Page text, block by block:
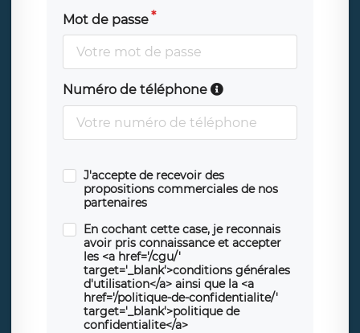
Mot de passe
Numéro de téléphone
J'accepte de recevoir des
propositions commerciales de nos
partenaires
En cochant cette case, je reconnais
avoir pris connaissance et accepter
les <a href='/cgu/'
target='_blank'>conditions générales
d'utilisation</a> ainsi que la <a
href='/politique-de-confidentialite/'
target='_blank'>politique de
confidentialite</a>